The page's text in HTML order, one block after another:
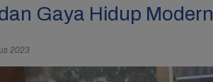
Gaya Hidup Modern
2023